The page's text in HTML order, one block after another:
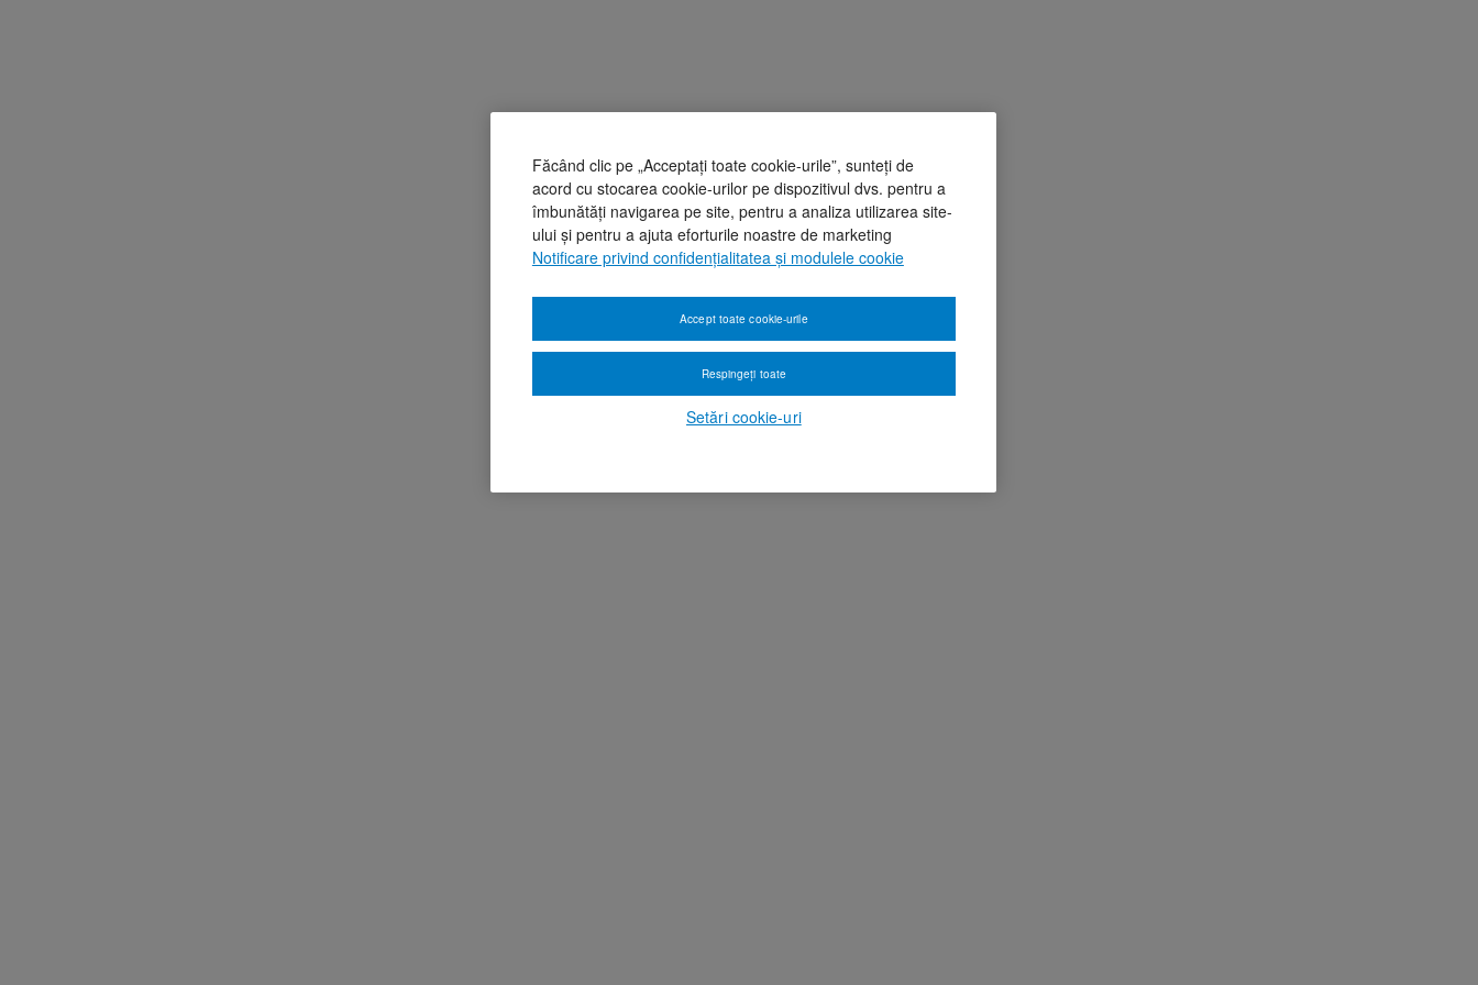
Făcând clic pe „Acceptați toate cookie-urile”, sunteți de
acord cu stocarea cookie-urilor pe dispozitivul dvs. pentru a
îmbunătăți navigarea pe site, pentru a analiza utilizarea site-
ului și pentru a ajuta eforturile noastre de marketing
Notificare privind confidențialitatea și modulele cookie
Setări cookie-uri
Respingeți toate
Accept toate cookie-urile